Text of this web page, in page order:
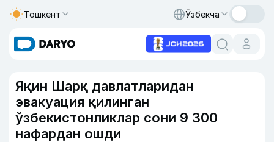
Тошкент Ўзбекча
Яқин Шарқ давлатларидан
эвакуация қилинган
ўзбекистонликлар сони 9 300
нафардан ошди